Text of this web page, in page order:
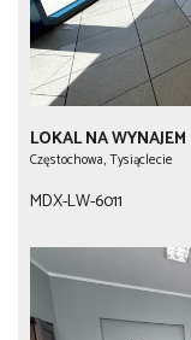
LOKAL NA WYNAJEM
Częstochowa, Tysiąclecie
MDX-LW-6011